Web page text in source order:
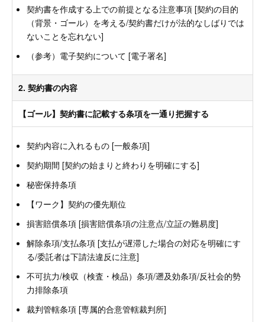
契約書を作成する上での前提となる注意事項 [契約の目的
（背景・ゴール）を考える/契約書だけが法的なしばりでは
ないことを忘れない]
（参考）電子契約について [電子署名]
2. 契約書の内容
【ゴール】契約書に記載する条項を一通り把握する
契約内容に入れるもの [一般条項]
契約期間 [契約の始まりと終わりを明確にする]
秘密保持条項
【ワーク】契約の優先順位
損害賠償条項 [損害賠償条項の注意点/立証の難易度]
解除条項/支払条項 [支払が遅滞した場合の対応を明確にす
る/委託者は下請法違反に注意]
不可抗力/検収（検査・検品）条項/遡及効条項/反社会的勢
力排除条項
裁判管轄条項 [専属的合意管轄裁判所]